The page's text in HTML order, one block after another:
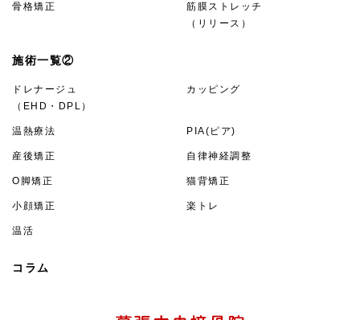
骨格矯正
筋膜ストレッチ
（リリース）
施術一覧②
ドレナージュ
（EHD・DPL）
カッピング
温熱療法 PIA(ピア)
産後矯正 自律神経調整
O脚矯正 猫背矯正
小顔矯正 楽トレ
温活
コラム